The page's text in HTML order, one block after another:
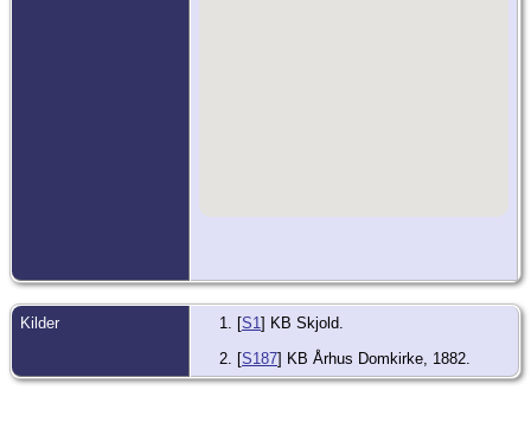
Kilder [S1] KB Skjold.
[S187] KB Århus Domkirke, 1882.